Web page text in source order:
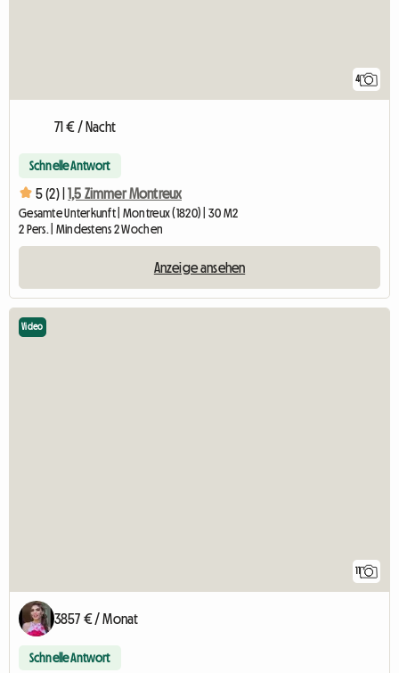
4
71 € / Nacht
Schnelle Antwort
5 (2) | 1,5 Zimmer Montreux
Gesamte Unterkunft | Montreux (1820) | 30 M2
2 Pers. | Mindestens 2 Wochen
Anzeige ansehen
11
Video
3857 € / Monat
Schnelle Antwort